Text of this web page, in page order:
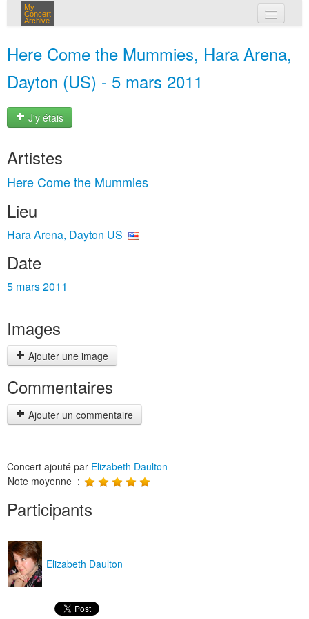
My
Concert
Archive
Here Come the Mummies, Hara Arena,
Dayton (US) - 5 mars 2011
J'y étais
Artistes
Here Come the Mummies
Lieu
Hara Arena, Dayton US
Date
5 mars 2011
Images
Ajouter une image
Commentaires
Ajouter un commentaire
Concert ajouté par Elizabeth Daulton
Note moyenne :
Participants
Elizabeth Daulton